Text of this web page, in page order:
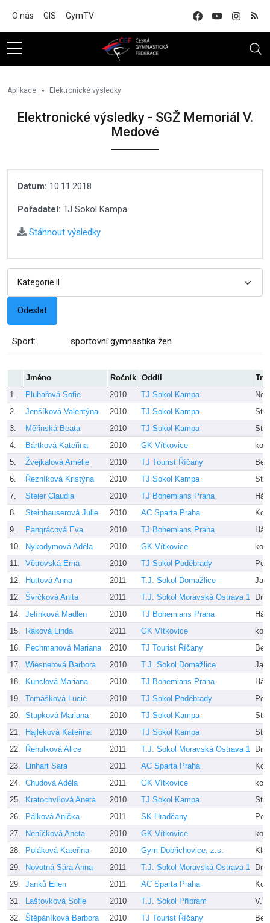
O nás GIS GymTV
Aplikace Elektronické výsledky
Elektronické výsledky - SGŽ Memoriál V.
Medové
Datum: 10.11.2018
Pořadatel: TJ Sokol Kampa
Stáhnout výsledky
Sport: sportovní gymnastika žen
Jméno Ročník Oddíl
1.
Pluhařová Sofie 2010 TJ Sokol Kampa
2.
Jenšíková Valentýna 2010 TJ Sokol Kampa
3.
Měřinská Beata 2010 TJ Sokol Kampa
4.
Bártková Kateřina 2010 GK Vítkovice
5.
Žvejkalová Amélie 2010 TJ Tourist Říčany
6.
Řezníková Kristýna 2010 TJ Sokol Kampa
7.
Steier Claudia 2010 TJ Bohemians Praha
8.
Steinhauserová Julie 2010 AC Sparta Praha
9.
Pangrácová Eva 2010 TJ Bohemians Praha
10.
Nykodymová Adéla 2010 GK Vítkovice
11.
Větrovská Ema 2010 TJ Sokol Poděbrady
12.
Huttová Anna 2011 T.J. Sokol Domažlice
12. Švrčková Anita 2011 T.J. Sokol Moravská Ostrava 1
14. Jelínková Madlen 2010 TJ Bohemians Praha
15.
Raková Linda 2011 GK Vítkovice
16.
Pechmanová Mariana 2010 TJ Tourist Říčany
17. Wiesnerová Barbora 2010 T.J. Sokol Domažlice
18.
Kunclová Mariana 2010 TJ Bohemians Praha
19. Tomášková Lucie 2010 TJ Sokol Poděbrady
20. Stupková Mariana 2010 TJ Sokol Kampa
21.
Hajleková Kateřina 2010 TJ Sokol Kampa
22.
Řehulková Alice 2011 T.J. Sokol Moravská Ostrava 1
23.
Linhart Sara 2011 AC Sparta Praha
24. Chudová Adéla 2011 GK Vítkovice
25.
Kratochvílová Aneta 2010 TJ Sokol Kampa
26.
Pálková Anička 2011 SK Hradčany
27.
Neníčková Aneta 2010 GK Vítkovice
28.
Poláková Kateřina 2010 Gym Dobřichovice, z.s.
29.
Novotná Sára Anna 2011 T.J. Sokol Moravská Ostrava 1
29. Janků Ellen 2011 AC Sparta Praha
31.
Laštovková Sofie 2010 T.J. Sokol Příbram
32. Štěpáníková Barbora 2010 TJ Tourist Říčany